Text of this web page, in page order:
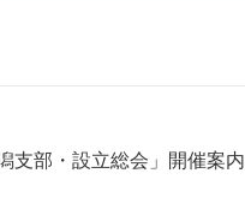
支部・設立総会」開催案内